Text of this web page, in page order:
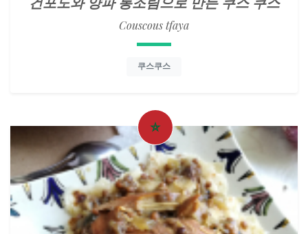
Couscous tfaya
쿠스쿠스